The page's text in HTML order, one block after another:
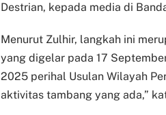
Destrian, kepada media di
Menurut Zulhir, langkah ini
yang digelar pada 17
2025 perihal Usulan Wilayah
aktivitas tambang yang ada,”